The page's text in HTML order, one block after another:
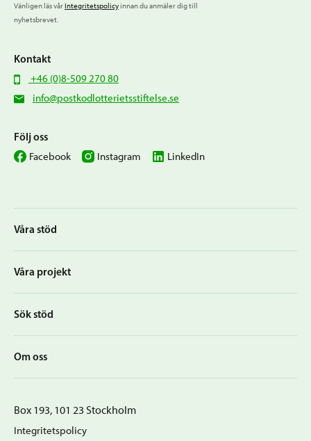
Våra stöd
Våra projekt
Sök stöd
Om oss
Vänligen läs vårIntegritetspolicyinnan du anmäler dig till
nyhetsbrevet.
Kontakt
+46 (0)8-509 270 80
info@postkodlotterietsstiftelse.se
Följ oss
Facebook Instagram LinkedIn
Box 193, 101 23 Stockholm
Integritetspolicy